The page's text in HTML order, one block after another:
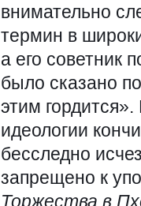
внимательно
термин в
а его советник
было сказано
этим
идеологии
бесследно
запрещено к
Торжества в